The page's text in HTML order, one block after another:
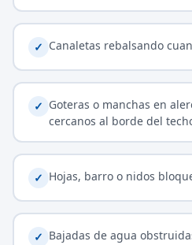
✓ Canaletas rebalsando
✓ Goteras o manchas en
cercanos al borde del
✓ Hojas, barro o nidos
✓ Bajadas de agua